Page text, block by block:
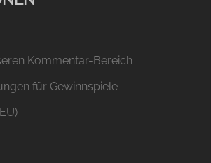
Kommentar-Bereich
für Gewinnspiele